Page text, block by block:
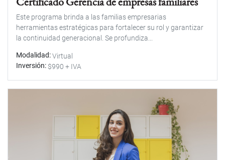
Este programa brinda a las familias empresarias
herramientas estratégicas para fortalecer su rol y garantizar
la continuidad generacional. Se profundiza...
Modalidad Virtual
Inversión $990 + IVA